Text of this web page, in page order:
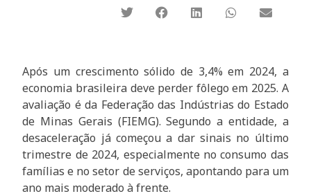
Após um crescimento sólido de 3,4% em 2024, a
economia brasileira deve perder fôlego em 2025. A
avaliação é da Federação das Indústrias do Estado
de Minas Gerais (FIEMG). Segundo a entidade, a
desaceleração já começou a dar sinais no último
trimestre de 2024, especialmente no consumo das
famílias e no setor de serviços, apontando para um
ano mais moderado à frente.